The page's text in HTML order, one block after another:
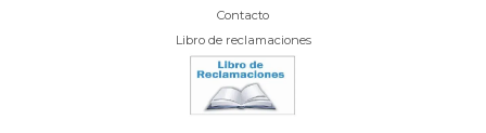
Contacto
Libro de reclamaciones